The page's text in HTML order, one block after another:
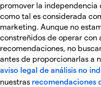
promover la independencia
como tal es considerada
marketing. Aunque no
constreñidos de operar con
recomendaciones, no
antes de proporcionarlas a
aviso legal de análisis no
nuestras recomendaciones